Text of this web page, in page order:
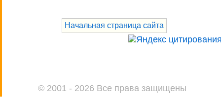
Начальная страница сайта
© 2001 - 2026 Все права защищены